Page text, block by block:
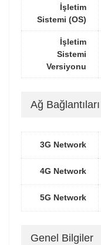
İşletim
Sistemi (OS)
İşletim
Sistemi
Versiyonu
Ağ Bağlantıları
3G Network
4G Network
5G Network
Genel Bilgiler